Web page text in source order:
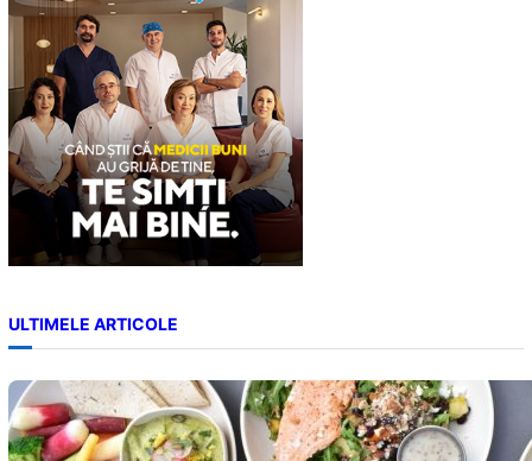
h
ULTIMELE ARTICOLE